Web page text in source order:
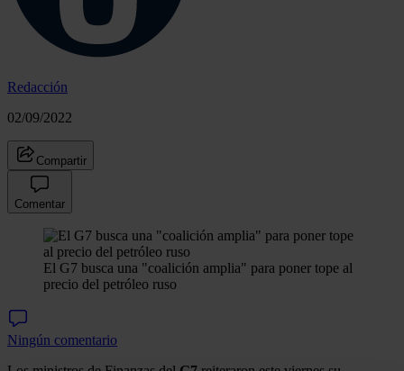
Redacción
02/09/2022
Compartir
Comentar
El G7 busca una "coalición amplia" para poner tope al
precio del petróleo ruso
Ningún comentario